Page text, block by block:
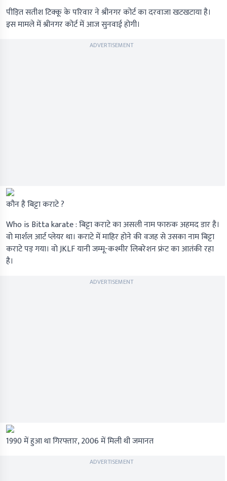
पीड़ित सतीश टिक्कू के परिवार ने श्रीनगर कोर्ट का दरवाजा खटखटाया है।
इस मामले में श्रीनगर कोर्ट में आज सुनवाई होगी।
ADVERTISEMENT
कौन है बिट्टा कराटे ?
Who is Bitta karate :बिट्टा कराटे का असली नाम फारुक अहमद डार है।
वो मार्शल आर्ट प्लेयर था। कराटे में माहिर होने की वजह से उसका नाम बिट्टा
कराटे पड़ गया। वोJKLFयानी जम्मू-कश्मीर लिबरेशन फ्रंट का आतंकी रहा
है।
ADVERTISEMENT
1990 में हुआ था गिरफ्तार, 2006 में मिली थी जमानत
ADVERTISEMENT